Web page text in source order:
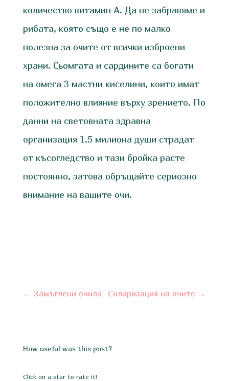
количество витамин А. Да не забравяме и
рибата, която също е не по малко
полезна за очите от всички изброени
храни. Сьомгата и сардините са богати
на омега 3 мастни киселини, които имат
положително влияние върху зрението. По
данни на световната здравна
организация 1.5 милиона души страдат
от късогледство и тази бройка расте
постоянно, затова обръщайте сериозно
внимание на вашите очи.
← Замъглени очила Соларизация на очите →
How useful was this post?
Click on a star to rate it!